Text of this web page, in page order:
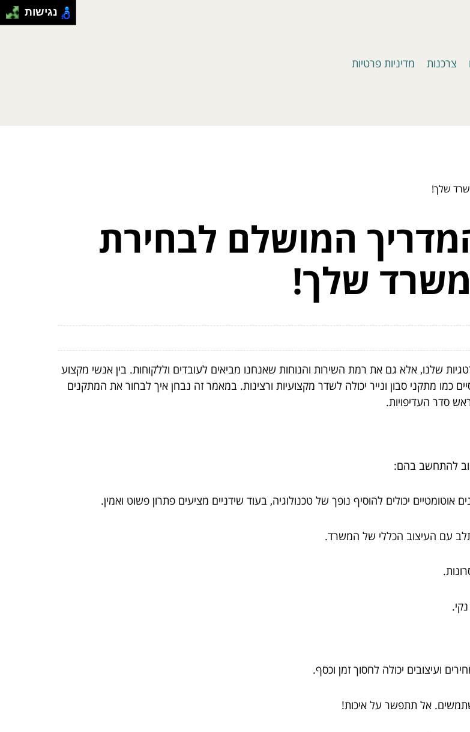
צרכנות מדיניות פרטיות
שלך!
המושלם לבחירת
שלך!
שלנו, אלא גם את רמת השירות והנוחות שאנחנו מביאים לעובדים וללקוחות. בין אנשי מקצוע
מתקני סבון ונייר יכולה לשדר מקצועיות ורצינות. במאמר זה נבחן איך לבחור את המתקנים
סדר העדיפויות.
להתחשב בהם:
יכולים להוסיף נופך של טכנולוגיה, בעוד שידניים מציעים פתרון פשוט ואמין.
עם העיצוב הכללי של המשרד.
נגישות